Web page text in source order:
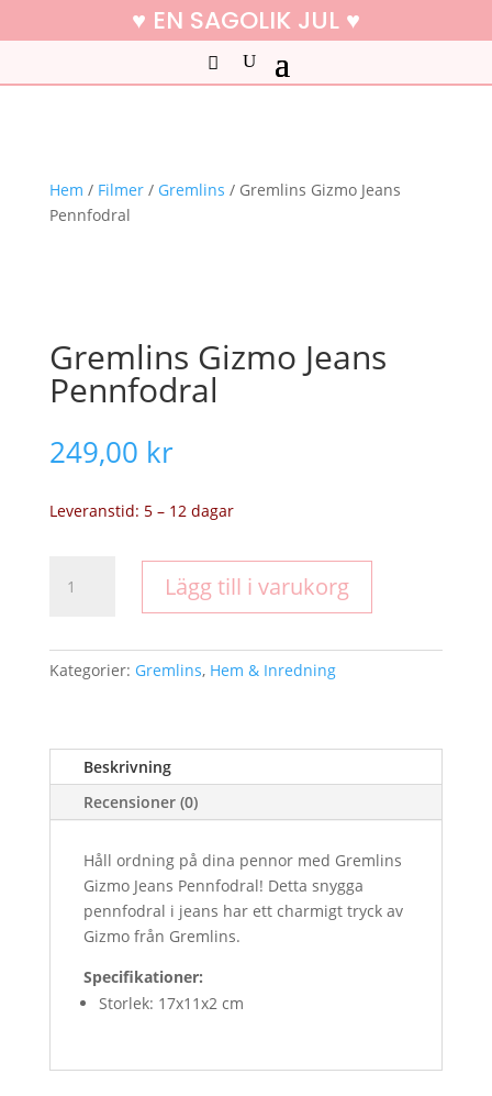
♥ EN SAGOLIK JUL ♥
Hem / Filmer/ Gremlins / Gremlins Gizmo Jeans
Pennfodral
Gremlins Gizmo Jeans
Pennfodral
249,00 kr
Leveranstid: 5 – 12 dagar
Gizmo
mängd
Lägg till i varukorg
Kategorier: Gremlins, Hem & Inredning
Beskrivning
Recensioner (0)
Håll ordning på dina pennor med Gremlins
Gizmo Jeans Pennfodral! Detta snygga
pennfodral i jeans har ett charmigt tryck av
Gizmo från Gremlins.
Specifikationer:
Storlek: 17x11x2 cm